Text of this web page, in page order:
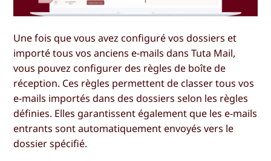
Une fois que vous avez configuré vos dossiers et
importé tous vos anciens e-mails dans Tuta Mail,
vous pouvez configurer des règles de boîte de
réception. Ces règles permettent de classer tous vos
e-mails importés dans des dossiers selon les règles
définies. Elles garantissent également que les e-mails
entrants sont automatiquement envoyés vers le
dossier spécifié.